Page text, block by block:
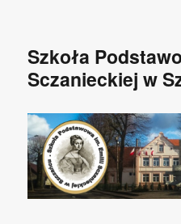
Szkoła
Sczanieckiej w